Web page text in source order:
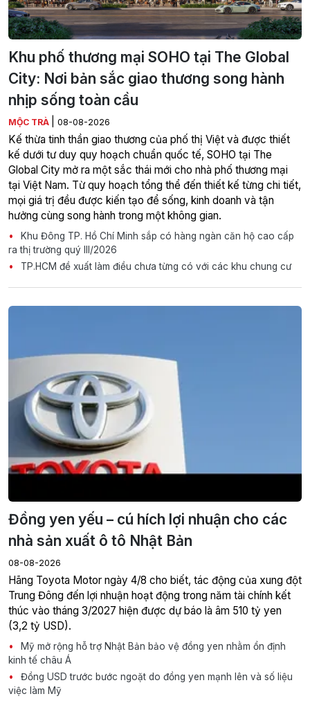
Khu phố thương mại SOHO tại The Global
City: Nơi bản sắc giao thương song hành
nhịp sống toàn cầu
MỘC TRÀ 08-08-2026
Kế thừa tinh thần giao thương của phố thị Việt và được thiết
kế dưới tư duy quy hoạch chuẩn quốc tế, SOHO tại The
Global City mở ra một sắc thái mới cho nhà phố thương mại
tại Việt Nam. Từ quy hoạch tổng thể đến thiết kế từng chi tiết,
mọi giá trị đều được kiến tạo để sống, kinh doanh và tận
hưởng cùng song hành trong một không gian.
Khu Đông TP. Hồ Chí Minh sắp có hàng ngàn căn hộ cao cấp
ra thị trường quý III/2026
TP.HCM đề xuất làm điều chưa từng có với các khu chung cư
Đồng yen yếu – cú hích lợi nhuận cho các
nhà sản xuất ô tô Nhật Bản
08-08-2026
Hãng Toyota Motor ngày 4/8 cho biết, tác động của xung đột
Trung Đông đến lợi nhuận hoạt động trong năm tài chính kết
thúc vào tháng 3/2027 hiện được dự báo là âm 510 tỷ yen
(3,2 tỷ USD).
Mỹ mở rộng hỗ trợ Nhật Bản bảo vệ đồng yen nhằm ổn định
kinh tế châu Á
Đồng USD trước bước ngoặt do đồng yen mạnh lên và số liệu
việc làm Mỹ